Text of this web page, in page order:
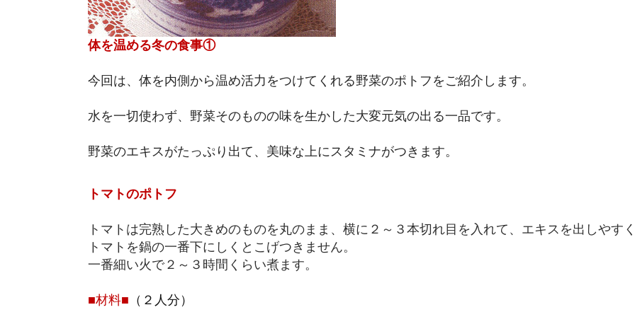
体を温める冬の食事①
今回は、体を内側から温め活力をつけてくれる野菜のポトフをご紹介します。
水を一切使わず、野菜そのものの味を生かした大変元気の出る一品です。
野菜のエキスがたっぷり出て、美味な上にスタミナがつきます。
トマトのポトフ
トマトは完熟した大きめのものを丸のまま、横に２～３本切れ目を入れて、エキスを出しやすく
トマトを鍋の一番下にしくとこげつきません。
一番細い火で２～３時間くらい煮ます。
■材料■ （２人分）